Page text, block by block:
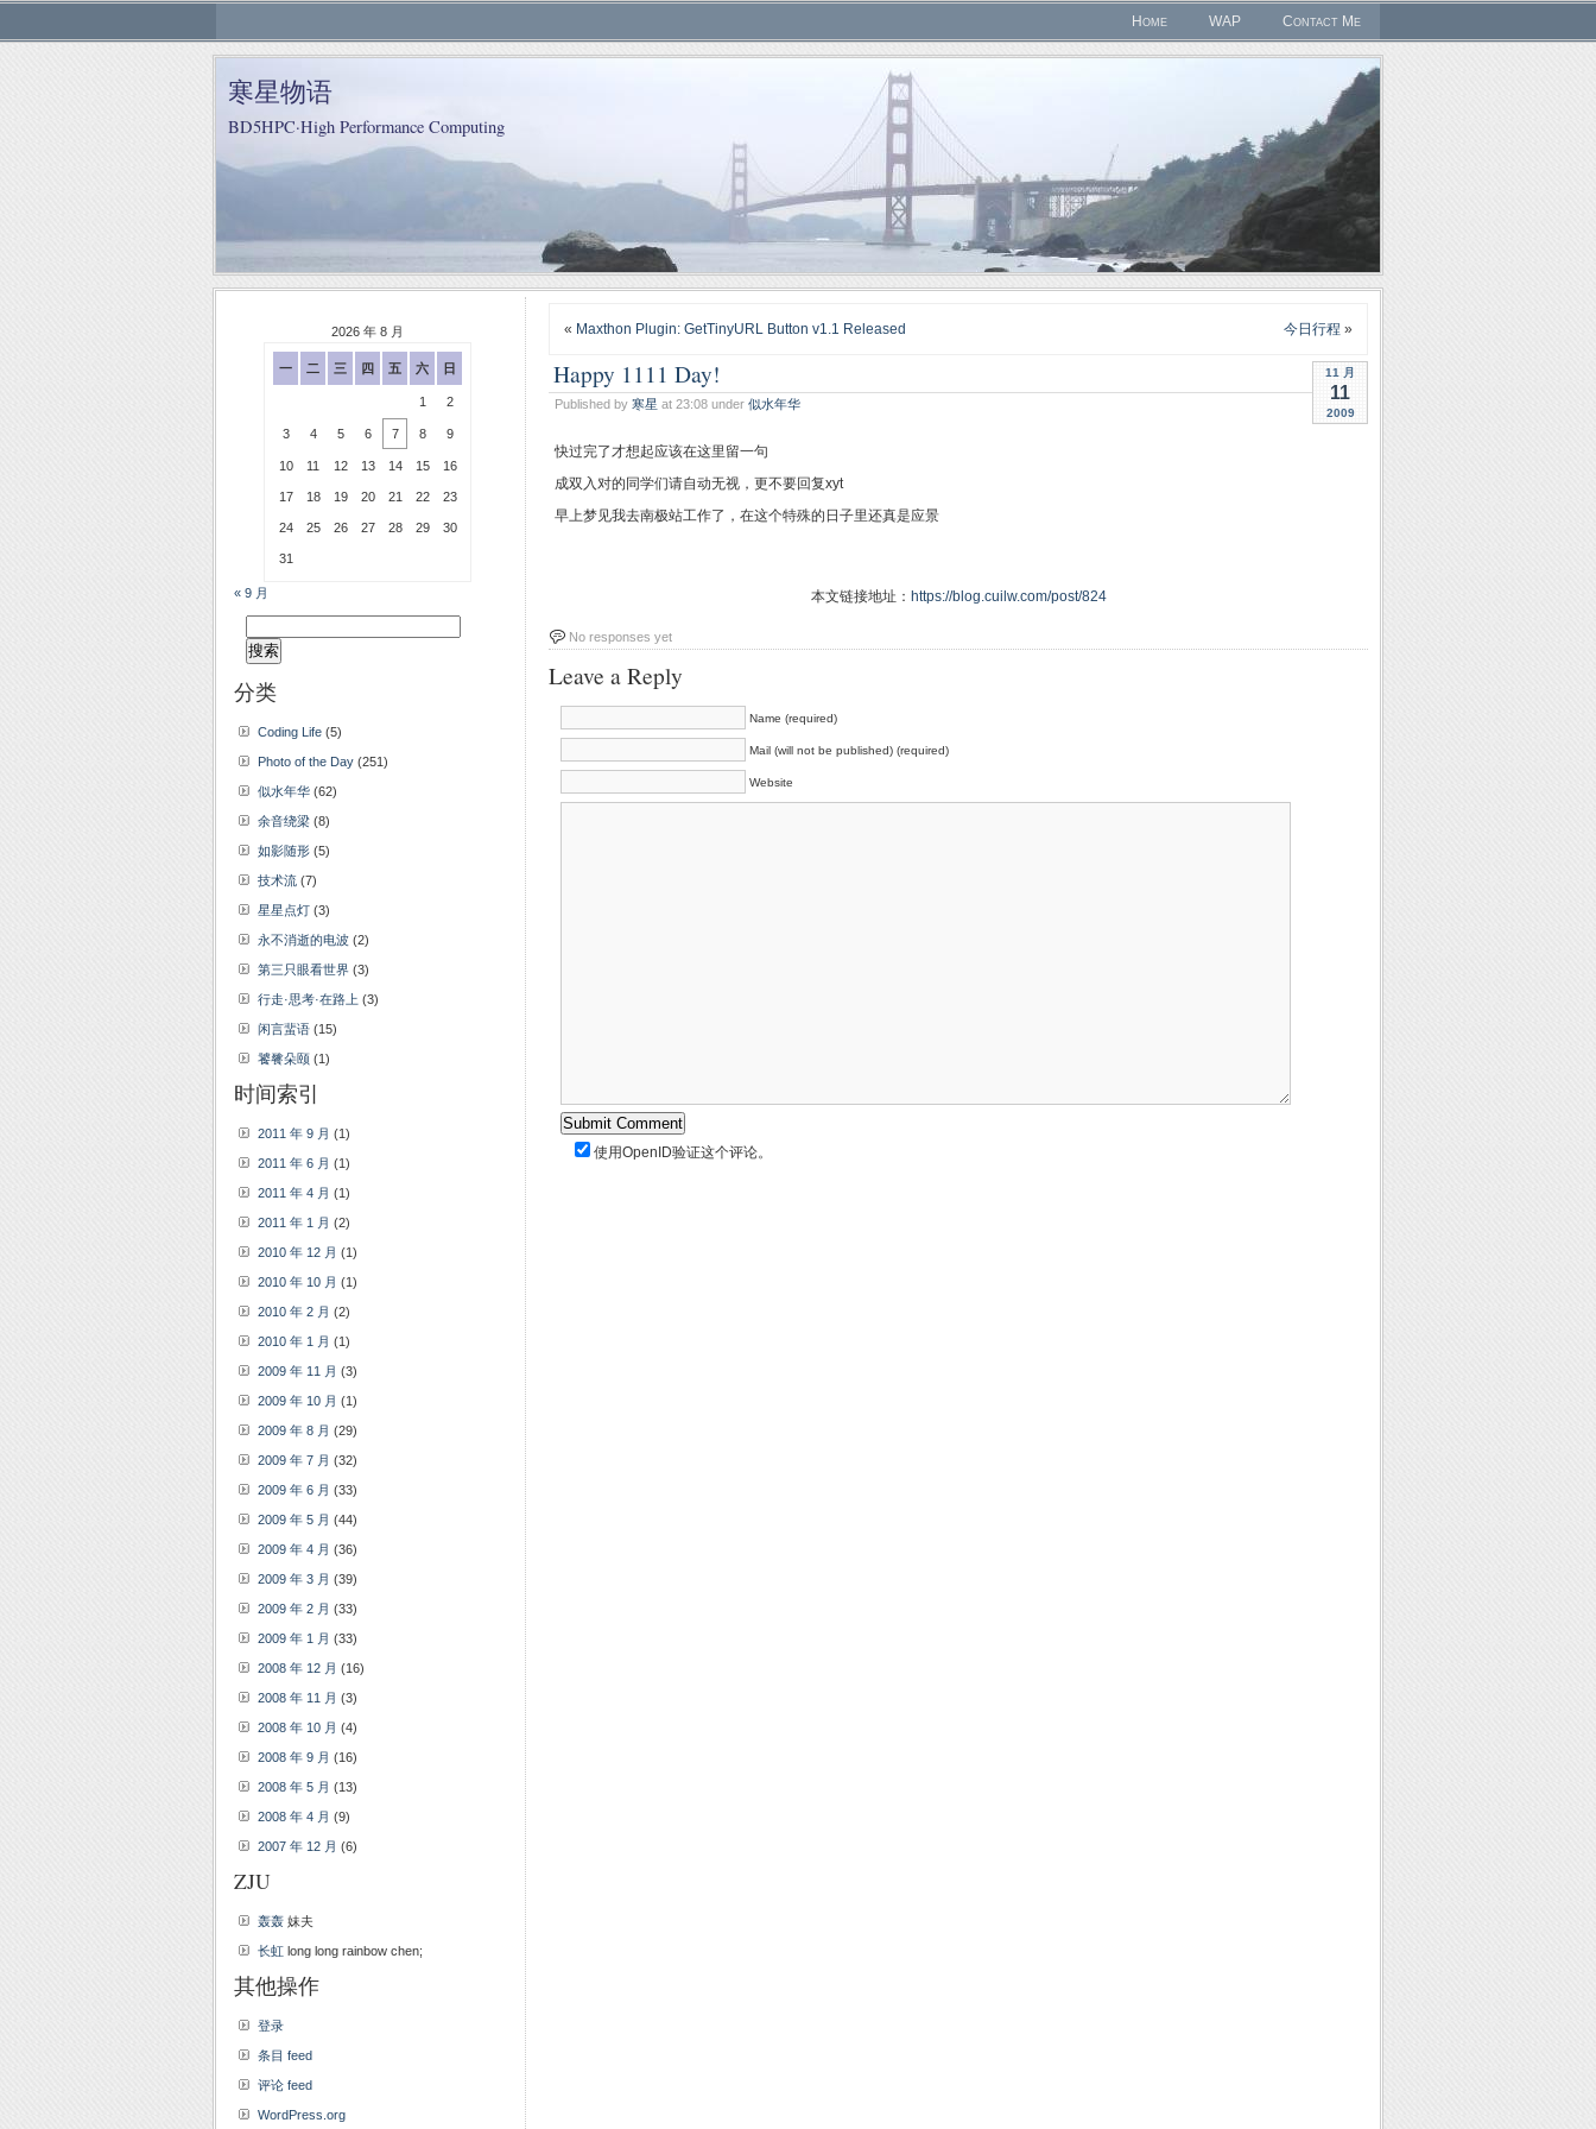
Home WAP Contact Me
寒星物语
BD5HPC·High Performance Computing
« Maxthon Plugin: GetTinyURL Button v1.1 Released 今日行程 »
11 月
11
2009
Happy 1111 Day!
Published by 寒星 at 23:08 under 似水年华
快过完了才想起应该在这里留一句
成双入对的同学们请自动无视，更不要回复xyt
早上梦见我去南极站工作了，在这个特殊的日子里还真是应景
本文链接地址： https://blog.cuilw.com/post/824
No responses yet
Leave a Reply
Name (required)
Mail (will not be published) (required)
Website
使用OpenID验证这个评论。
2026 年 8 月
一 二 三 四 五 六 日
1 2
3 4 5 6 7 8 9
10 11 12 13 14 15 16
17 18 19 20 21 22 23
24 25 26 27 28 29 30
31
« 9 月
索：
分类
Coding Life (5)
Photo of the Day (251)
似水年华 (62)
余音绕梁 (8)
如影随形 (5)
技术流 (7)
星星点灯 (3)
永不消逝的电波 (2)
第三只眼看世界 (3)
行走·思考·在路上 (3)
闲言蜚语 (15)
饕餮朵颐 (1)
时间索引
2011 年 9 月 (1)
2011 年 6 月 (1)
2011 年 4 月 (1)
2011 年 1 月 (2)
2010 年 12 月 (1)
2010 年 10 月 (1)
2010 年 2 月 (2)
2010 年 1 月 (1)
2009 年 11 月 (3)
2009 年 10 月 (1)
2009 年 8 月 (29)
2009 年 7 月 (32)
2009 年 6 月 (33)
2009 年 5 月 (44)
2009 年 4 月 (36)
2009 年 3 月 (39)
2009 年 2 月 (33)
2009 年 1 月 (33)
2008 年 12 月 (16)
2008 年 11 月 (3)
2008 年 10 月 (4)
2008 年 9 月 (16)
2008 年 5 月 (13)
2008 年 4 月 (9)
2007 年 12 月 (6)
ZJU
轰轰 妹夫
长虹 long long rainbow chen;
其他操作
登录
条目 feed
评论 feed
WordPress.org